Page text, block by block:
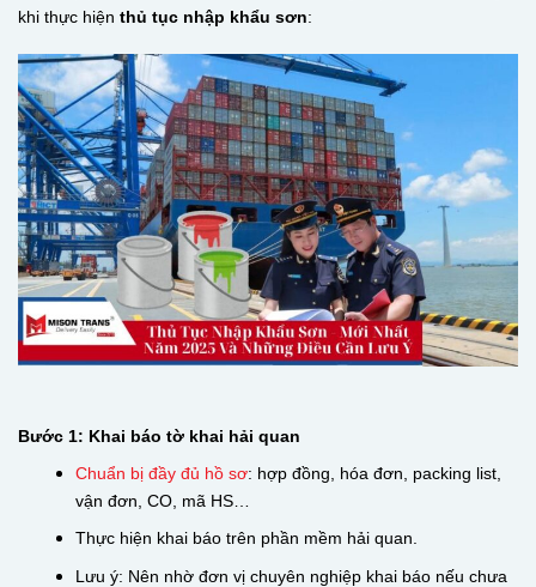
khi thực hiện thủ tục nhập khẩu sơn:
Bước 1: Khai báo tờ khai hải quan
Chuẩn bị đầy đủ hồ sơ: hợp đồng, hóa đơn, packing list,
vận đơn, CO, mã HS…
Thực hiện khai báo trên phần mềm hải quan.
Lưu ý: Nên nhờ đơn vị chuyên nghiệp khai báo nếu chưa